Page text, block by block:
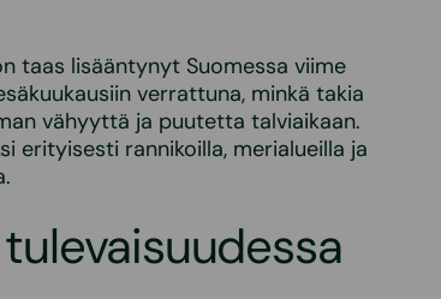
taas lisääntynyt Suomessa viime
verrattuna, minkä takia
vähyyttä ja puutetta talviaikaan.
erityisesti rannikoilla, merialueilla ja